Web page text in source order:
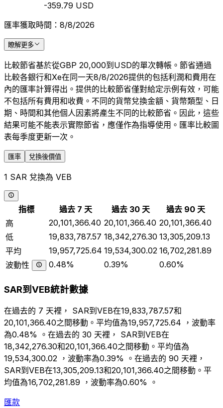
-359.79 USD
匯率獲取時間：8/8/2026
瞭解更多
比較節省基於從GBP 20,000到USD的單次轉帳。節省通過
比較各銀行和Xe在同一天8/8/2026提供的包括利潤和費用在
內的匯率計算得出。提供的比較節省僅對給定示例有效，可能
不包括所有費用和收費。不同的貨幣兌換金額、貨幣類型、日
期、時間和其他個人因素將產生不同的比較節省。因此，這些
結果可能不能表示實際節省，應僅作為指導使用。匯率比較圖
表每季度更新一次。
匯率 兌換後價值
1 SAR 兌換為 VEB
指標 過去 7 天 過去 30 天
過去 90 天
高
20,101,366.40 20,101,366.40 20,101,366.40
低
19,833,787.57 18,342,276.30 13,305,209.13
平均
19,957,725.64 19,534,300.02 16,702,281.89
波動性
0.48% 0.39% 0.60%
SAR到VEB統計數據
在過去的 7 天裡， SAR到VEB在19,833,787.57和
20,101,366.40之間移動。平均值為19,957,725.64 ，波動率
為0.48% 。在過去的 30 天裡， SAR到VEB在
18,342,276.30和20,101,366.40之間移動。平均值為
19,534,300.02 ，波動率為0.39% 。在過去的 90 天裡，
SAR到VEB在13,305,209.13和20,101,366.40之間移動。平
均值為16,702,281.89 ，波動率為0.60% 。
匯款